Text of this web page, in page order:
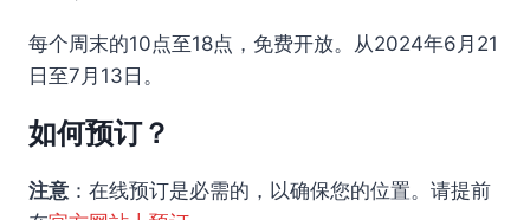
每个周末的10点至18点，免费开放。从2024年6月21
日至7月13日。
如何预订？
注意 ：在线预订是必需的，以确保您的位置。请提前